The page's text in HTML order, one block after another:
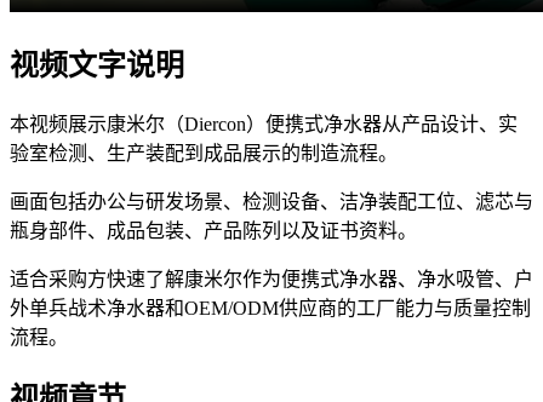
视频文字说明
本视频展示康米尔（Diercon）便携式净水器从产品设计、实
验室检测、生产装配到成品展示的制造流程。
画面包括办公与研发场景、检测设备、洁净装配工位、滤芯与
瓶身部件、成品包装、产品陈列以及证书资料。
适合采购方快速了解康米尔作为便携式净水器、净水吸管、户
外单兵战术净水器和OEM/ODM供应商的工厂能力与质量控制
流程。